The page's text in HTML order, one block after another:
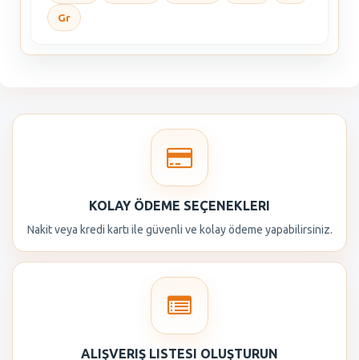
Gr
KOLAY ÖDEME SEÇENEKLERI
Nakit veya kredi kartı ile güvenli ve kolay ödeme yapabilirsiniz.
ALIŞVERIŞ LISTESI OLUŞTURUN